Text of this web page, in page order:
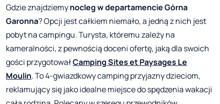
Gdzie znajdziemynocleg w departamencie Górna
Garonna? Opcji jest całkiem niemało, a jedną z nich jest
pobyt na campingu. Turysta, któremu zależy na
kameralności, z pewnością doceni ofertę, jaką dla swoich
gości przygotowałCamping Sites et Paysages Le
Moulin. To 4-gwiazdkowy camping przyjazny dzieciom,
reklamujący się jako idealne miejsce do spędzenia wakacji